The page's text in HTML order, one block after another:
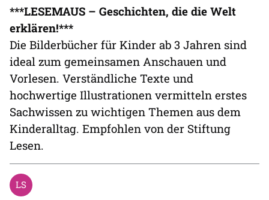
***LESEMAUS – Geschichten, die die Welt
erklären!***
Die Bilderbücher für Kinder ab 3 Jahren sind
ideal zum gemeinsamen Anschauen und
Vorlesen. Verständliche Texte und
hochwertige Illustrationen vermitteln erstes
Sachwissen zu wichtigen Themen aus dem
Kinderalltag. Empfohlen von der Stiftung
Lesen.